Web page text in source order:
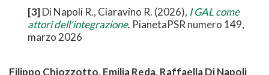
[3]Di Napoli R., Ciaravino R. (2026), I GAL come
attori dell'integrazione. PianetaPSR numero 149,
marzo 2026
Filippo Chiozzotto, Emilia Reda, Raffaella Di Napoli